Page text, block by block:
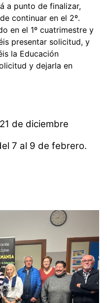
a punto de finalizar,
continuar en el 2º.
en el 1º cuatrimestre y
presentar solicitud, y
la Educación
y dejarla en
de diciembre
7 al 9 de febrero.